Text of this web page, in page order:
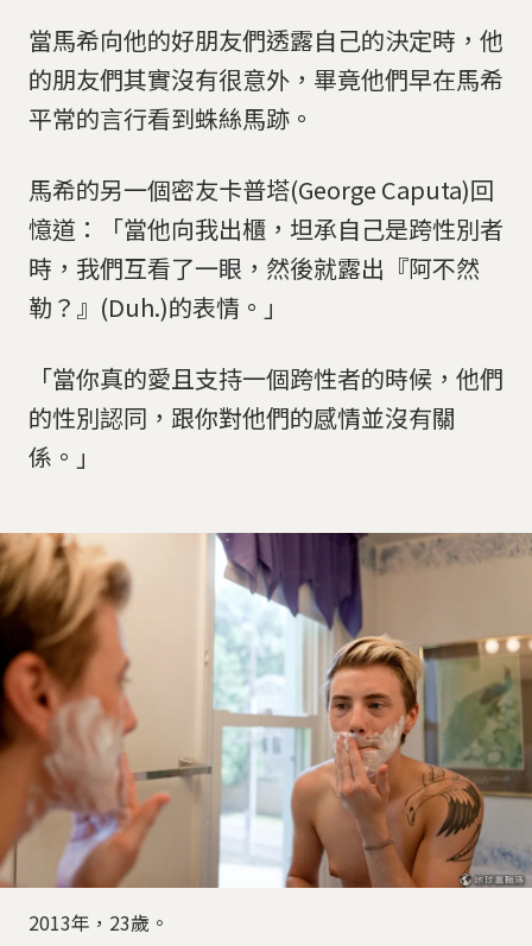
當馬希向他的好朋友們透露自己的決定時，他
的朋友們其實沒有很意外，畢竟他們早在馬希
平常的言行看到蛛絲馬跡。
馬希的另一個密友卡普塔(George Caputa)回
憶道：「當他向我出櫃，坦承自己是跨性別者
時，我們互看了一眼，然後就露出『阿不然
勒？』(Duh.)的表情。」
「當你真的愛且支持一個跨性者的時候，他們
的性別認同，跟你對他們的感情並沒有關
係。」
2013年，23歲。